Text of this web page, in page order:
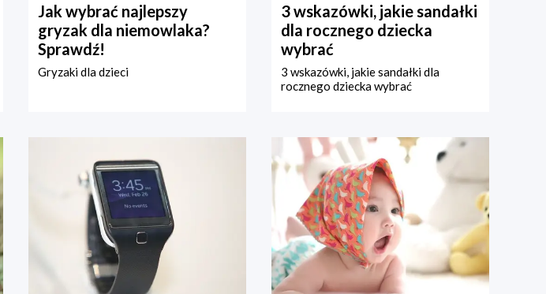
Jak wybrać najlepszy
gryzak dla niemowlaka?
Sprawdź!
Gryzaki dla dzieci
3 wskazówki, jakie sandałki
dla rocznego dziecka
wybrać
3 wskazówki, jakie sandałki dla
rocznego dziecka wybrać